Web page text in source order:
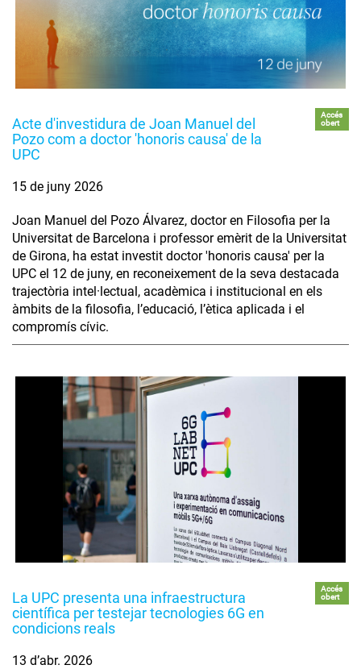
Acte d'investidura de Joan Manuel del
Pozo com a doctor 'honoris causa' de la
UPC
Accés
obert
15 de juny 2026
Joan Manuel del Pozo Álvarez, doctor en Filosofia per la
Universitat de Barcelona i professor emèrit de la Universitat
de Girona, ha estat investit doctor 'honoris causa' per la
UPC el 12 de juny, en reconeixement de la seva destacada
trajectòria intel·lectual, acadèmica i institucional en els
àmbits de la filosofia, l’educació, l’ètica aplicada i el
compromís cívic.
La UPC presenta una infraestructura
científica per testejar tecnologies 6G en
condicions reals
Accés
obert
13 d’abr. 2026